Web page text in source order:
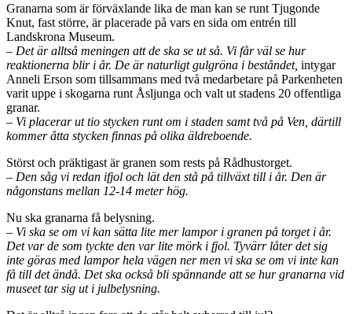
Granarna som är förväxlande lika de man kan se runt Tjugonde
Knut, fast större, är placerade på vars en sida om entrén till
Landskrona Museum.
– Det är alltså meningen att de ska se ut så. Vi får väl se hur
reaktionerna blir i år. De är naturligt gulgröna i beståndet, intygar
Anneli Erson som tillsammans med två medarbetare på Parkenheten
varit uppe i skogarna runt Åsljunga och valt ut stadens 20 offentliga
granar.
– Vi placerar ut tio stycken runt om i staden samt två på Ven, därtill
kommer åtta stycken finnas på olika äldreboende.
Störst och präktigast är granen som rests på Rådhustorget.
– Den såg vi redan ifjol och lät den stå på tillväxt till i år. Den är
någonstans mellan 12-14 meter hög.
Nu ska granarna få belysning.
– Vi ska se om vi kan sätta lite mer lampor i granen på torget i år.
Det var de som tyckte den var lite mörk i fjol. Tyvärr låter det sig
inte göras med lampor hela vägen ner men vi ska se om vi inte kan
få till det ändå. Det ska också bli spännande att se hur granarna vid
museet tar sig ut i julbelysning.